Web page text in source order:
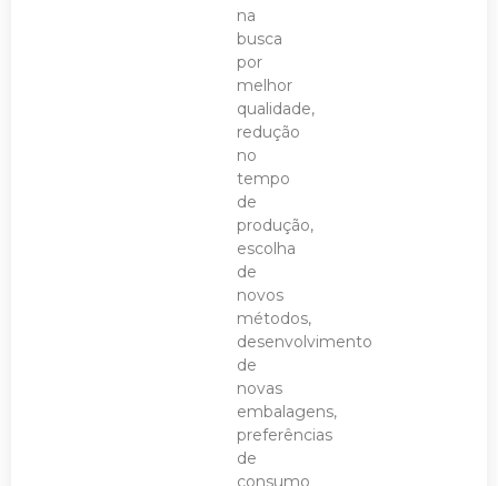
na
busca
por
melhor
qualidade,
redução
no
tempo
de
produção,
escolha
de
novos
métodos,
desenvolvimento
de
novas
embalagens,
preferências
de
consumo